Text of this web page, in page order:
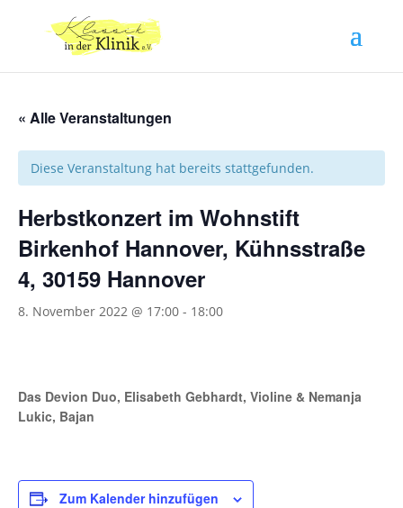
« Alle Veranstaltungen
Diese Veranstaltung hat bereits stattgefunden.
Herbstkonzert im Wohnstift
Birkenhof Hannover, Kühnsstraße
4, 30159 Hannover
8. November 2022 @ 17:00 - 18:00
Das Devion Duo, Elisabeth Gebhardt, Violine & Nemanja
Lukic, Bajan
Zum Kalender hinzufügen